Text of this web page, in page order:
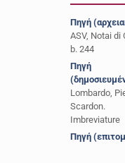
Πηγή
ASV, Notai di
b. 244
Πηγή
Lombardo,
Scardon.
Imbreviature
Πηγή